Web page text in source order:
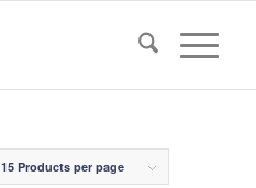
15 Products per page